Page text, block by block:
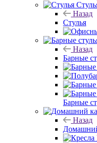
Назад
Стулья
Назад
Барные
Барные
Назад